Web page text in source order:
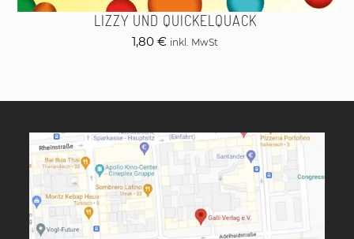
LIZZY UND QUICKELQUACK
1,80 € inkl. MwSt